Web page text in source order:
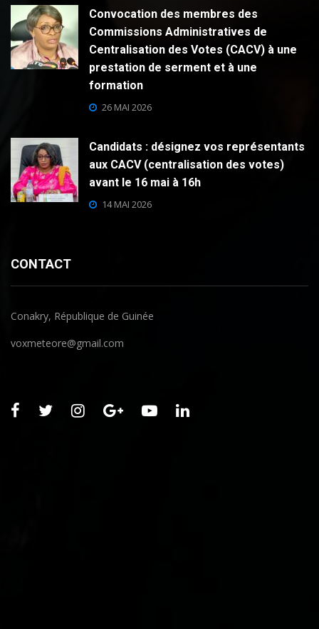
Convocation des membres des
Commissions Administratives de
Centralisation des Votes (CACV) à une
prestation de serment et à une
formation
26 MAI 2026
Candidats : désignez vos représentants
aux CACV (centralisation des votes)
avant le 16 mai à 16h
14 MAI 2026
CONTACT
Conakry, République de Guinée
voxmeteore@gmail.com